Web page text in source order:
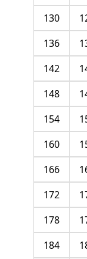
130
136
142
148
154
160
166
172
178
184